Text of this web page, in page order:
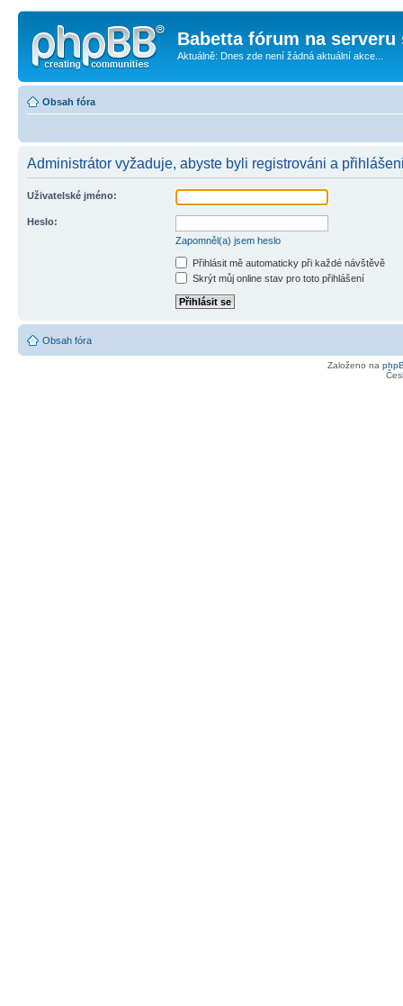
Babetta fórum na serveru
Aktuálně: Dnes zde není žádná aktuální akce...
Obsah fóra
Administrátor vyžaduje, abyste byli registrováni a
Uživatelské jméno:
Heslo:
Zapomněl(a) jsem heslo
Přihlásit mě automaticky při každé návštěvě
Skrýt můj online stav pro toto přihlášení
Obsah fóra
Založeno na